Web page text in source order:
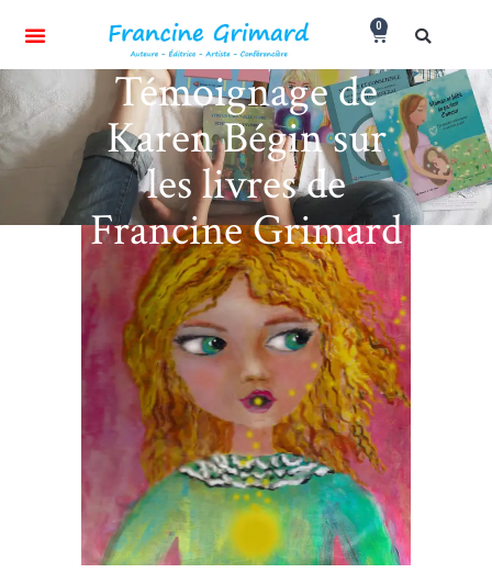
0
Témoignage de
Karen Bégin sur
les livres de
Francine Grimard